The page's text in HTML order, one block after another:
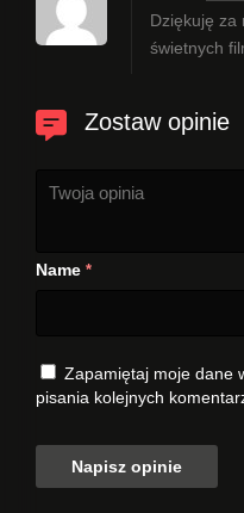
Dziękuję za
świetnych
Zostaw opinie
Name *
Zapamiętaj moje dane
pisania kolejnych